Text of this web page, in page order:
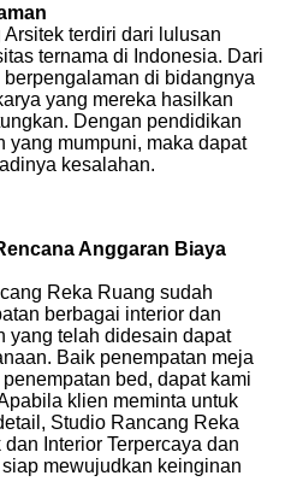
terdiri dari lulusan
ternama di Indonesia. Dari
di bidangnya
yang mereka hasilkan
Dengan pendidikan
yang mumpuni, maka dapat
kesalahan.
Anggaran Biaya
Reka Ruang sudah
berbagai interior dan
yang telah didesain dapat
Baik penempatan meja
bed, dapat kami
klien meminta untuk
Studio Rancang Reka
Interior Terpercaya dan
mewujudkan keinginan